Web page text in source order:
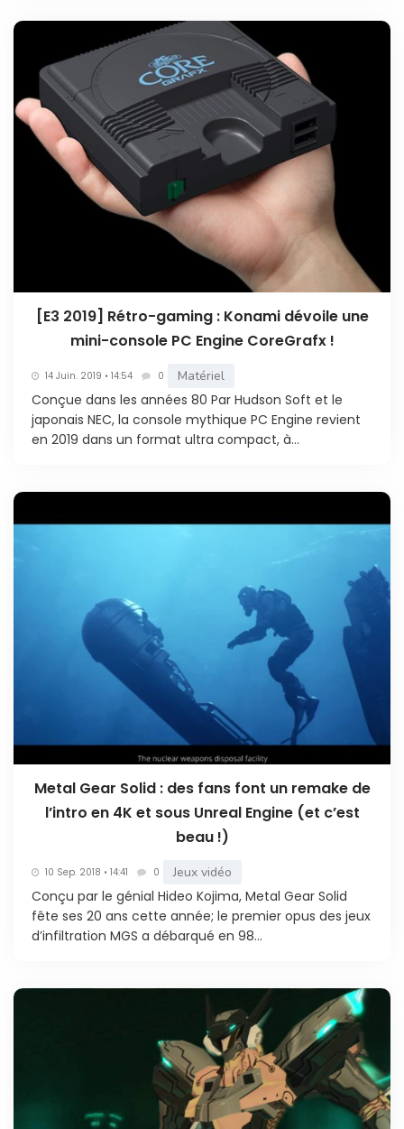
[E3 2019] Rétro-gaming : Konami dévoile une
mini-console PC Engine CoreGrafx !
14 Juin. 2019 • 14:54 0 Matériel
Conçue dans les années 80 Par Hudson Soft et le
japonais NEC, la console mythique PC Engine revient
en 2019 dans un format ultra compact, à...
Metal Gear Solid : des fans font un remake de
l’intro en 4K et sous Unreal Engine (et c’est
beau !)
10 Sep. 2018 • 14:41 0 Jeux vidéo
Conçu par le génial Hideo Kojima, Metal Gear Solid
fête ses 20 ans cette année; le premier opus des jeux
d’infiltration MGS a débarqué en 98...